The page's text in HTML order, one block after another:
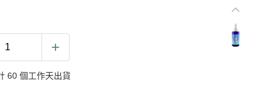
60 個工作天出貨